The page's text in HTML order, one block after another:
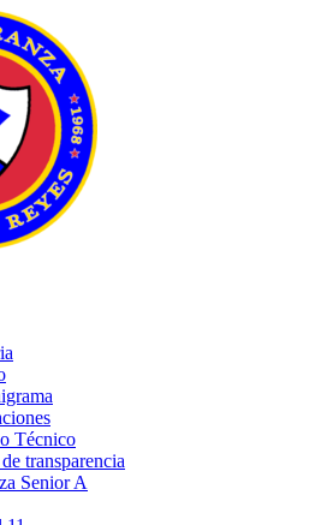
Técnico
transparencia
Senior A